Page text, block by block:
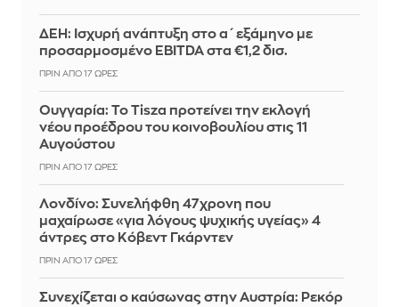
ΔΕΗ: Ισχυρή ανάπτυξη στο α΄ εξάμηνο με
προσαρμοσμένο EBITDA στα €1,2 δισ.
ΠΡΙΝ ΑΠΌ 17 ΏΡΕΣ
Ουγγαρία: Το Tisza προτείνει την εκλογή
νέου προέδρου του κοινοβουλίου στις 11
Αυγούστου
ΠΡΙΝ ΑΠΌ 17 ΏΡΕΣ
Λονδίνο: Συνελήφθη 47χρονη που
μαχαίρωσε «για λόγους ψυχικής υγείας» 4
άντρες στο Κόβεντ Γκάρντεν
ΠΡΙΝ ΑΠΌ 17 ΏΡΕΣ
Συνεχίζεται ο καύσωνας στην Αυστρία: Ρεκόρ